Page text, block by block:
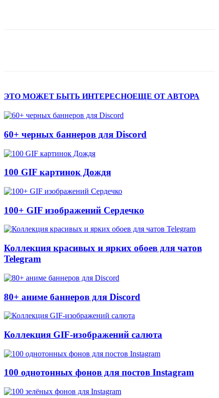
ЭТО МОЖЕТ БЫТЬ ИНТЕРЕСНОЕЩЕ ОТ АВТОРА
60+ черных баннеров для Discord
100 GIF картинок Дождя
100+ GIF изображений Сердечко
Коллекция красивых и ярких обоев для чатов
Telegram
80+ аниме баннеров для Discord
Коллекция GIF-изображений салюта
100 однотонных фонов для постов Instagram